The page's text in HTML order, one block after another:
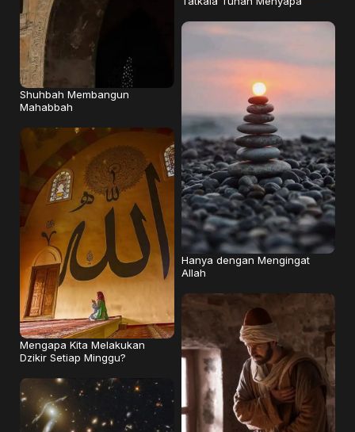
Shuhbah Membangun
Mahabbah
Mengapa Kita Melakukan
Dzikir Setiap Minggu?
Hanya dengan Mengingat
Allah